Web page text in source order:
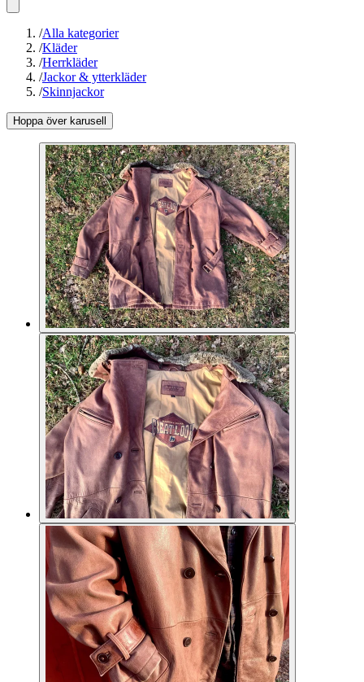
/Alla kategorier
/Kläder
/Herrkläder
/Jackor & ytterkläder
/Skinnjackor
Hoppa över karusell